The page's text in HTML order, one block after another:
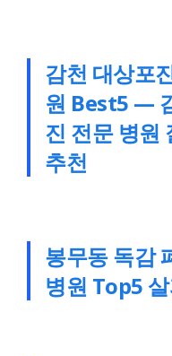
감천 대상포
원 Best5 —
진 전문 병원
추천
봉무동 독감
병원 Top5